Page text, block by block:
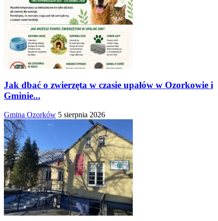
Jak dbać o zwierzęta w czasie upałów w Ozorkowie i
Gminie...
Gmina Ozorków 5 sierpnia 2026